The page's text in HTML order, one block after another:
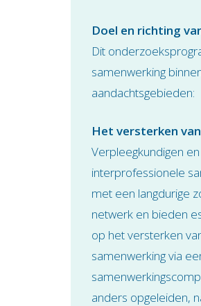
Doel en richting
Dit
samenwerking
aandachtsgebieden:
Het versterken
Verpleegkundigen
interprofessionele
met een langdurige
netwerk en bieden
op het versterken
samenwerking via
anders opgeleiden,